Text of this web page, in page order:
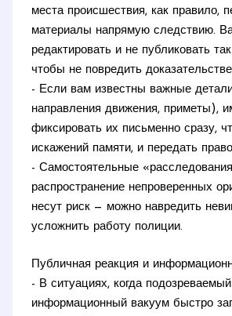
места происшествия, как правило,
материалы напрямую следствию.
редактировать и не публиковать
чтобы не повредить
- Если вам известны важные
направления движения, приметы),
фиксировать их письменно сразу,
искажений памяти, и передать
- Самостоятельные
распространение непроверенных
несут риск — можно навредить
усложнить работу полиции.
Публичная реакция и
- В ситуациях, когда
информационный вакуум быстро